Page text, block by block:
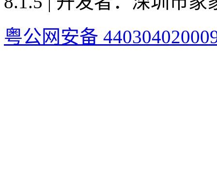
粤公网安备